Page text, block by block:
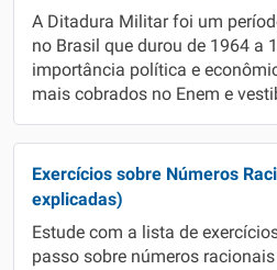
A Ditadura Militar foi um
no Brasil que durou de 1964 a
importância política e
mais cobrados no Enem e
Exercícios sobre Números
explicadas)
Estude com a lista de
passo sobre números